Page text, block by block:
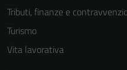
Tributi, finanze e
Turismo
Vita lavorativa